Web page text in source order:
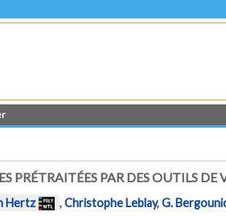
PRÉTRAITÉES PAR DES OUTILS
Hertz ,Christophe Leblay,G.